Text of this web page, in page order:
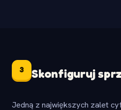
3 Skonfiguruj
Jedną z największych zalet